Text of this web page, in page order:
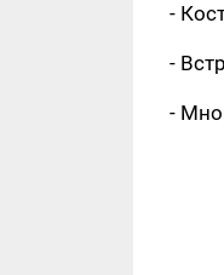
-
-
-